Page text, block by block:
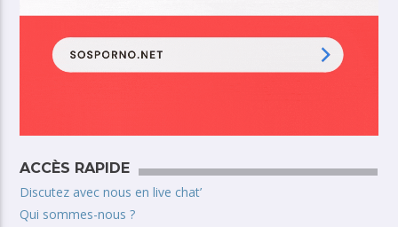
ACCÈS RAPIDE
Discutez avec nous en live chat’
Qui sommes-nous ?